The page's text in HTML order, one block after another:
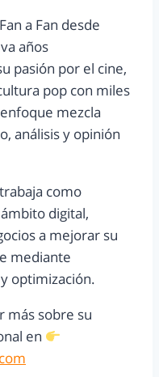
a Fan desde
años
pasión por el cine,
pop con miles
mezcla
análisis y opinión
como
digital,
a mejorar su
mediante
optimización.
más sobre su
en